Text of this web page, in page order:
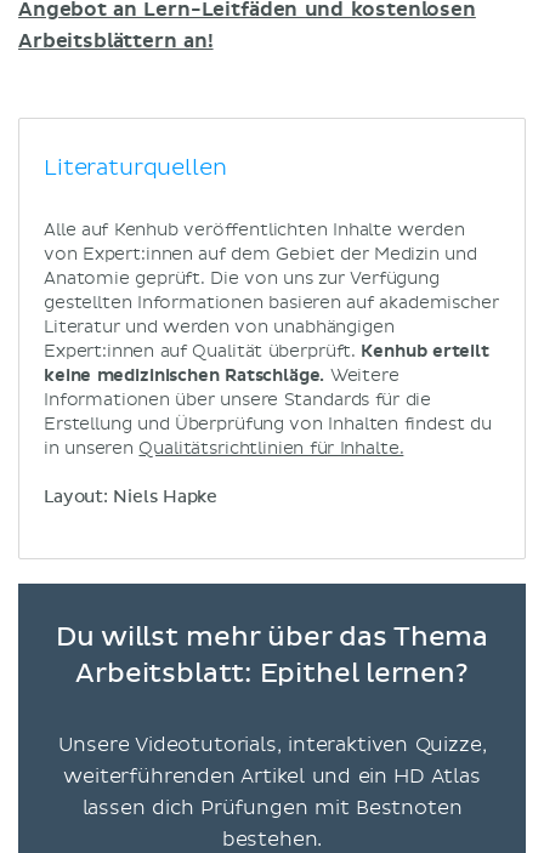
Angebot an Lern-Leitfäden und kostenlosen
Arbeitsblättern an!
Literaturquellen
Alle auf Kenhub veröffentlichten Inhalte werden
von Expert:innen auf dem Gebiet der Medizin und
Anatomie geprüft. Die von uns zur Verfügung
gestellten Informationen basieren auf akademischer
Literatur und werden von unabhängigen
Expert:innen auf Qualität überprüft. Kenhub erteilt
keine medizinischen Ratschläge. Weitere
Informationen über unsere Standards für die
Erstellung und Überprüfung von Inhalten findest du
in unseren Qualitätsrichtlinien für Inhalte.
Layout: Niels Hapke
Du willst mehr über das Thema
Arbeitsblatt: Epithel lernen?
Unsere Videotutorials, interaktiven Quizze,
weiterführenden Artikel und ein HD Atlas
lassen dich Prüfungen mit Bestnoten
bestehen.